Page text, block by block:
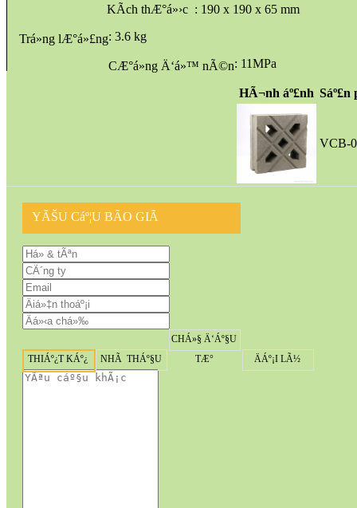
KÃ­ch thÆ°á»›c : 190 x 190 x 65 mm
Trá»ng lÆ°á»£ng: 3.6 kg
CÆ°á»ng Ä‘á»™ nÃ©n: 11MPa
HÃ¬nh áº£nh Sáº£n
VCB-
YÃŠU Cáº¦U BÃO GIÃ
THIÁº¿T KÁº¿ NHÃ THÁº§U
CHÁ»§ Ä‘Áº§U
TÆ°
ÄÁº¡I LÃ½